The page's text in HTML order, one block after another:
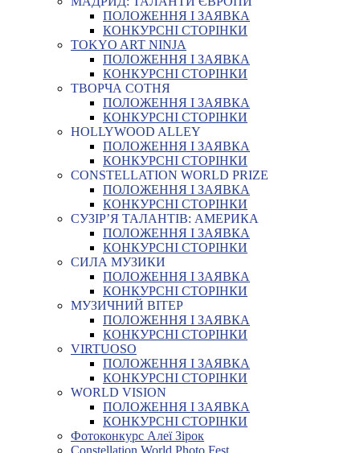
ПОЛОЖЕННЯ І ЗАЯВКА
КОНКУРСНІ СТОРІНКИ
TOKYO ART NINJA
ПОЛОЖЕННЯ І ЗАЯВКА
КОНКУРСНІ СТОРІНКИ
ТВОРЧА СОТНЯ
ПОЛОЖЕННЯ І ЗАЯВКА
КОНКУРСНІ СТОРІНКИ
HOLLYWOOD ALLEY
ПОЛОЖЕННЯ І ЗАЯВКА
КОНКУРСНІ СТОРІНКИ
CONSTELLATION WORLD PRIZE
ПОЛОЖЕННЯ І ЗАЯВКА
КОНКУРСНІ СТОРІНКИ
СУЗІР’Я ТАЛАНТІВ: АМЕРИКА
ПОЛОЖЕННЯ І ЗАЯВКА
КОНКУРСНІ СТОРІНКИ
СИЛА МУЗИКИ
ПОЛОЖЕННЯ І ЗАЯВКА
КОНКУРСНІ СТОРІНКИ
МУЗИЧНИЙ ВІТЕР
ПОЛОЖЕННЯ І ЗАЯВКА
КОНКУРСНІ СТОРІНКИ
VIRTUOSO
ПОЛОЖЕННЯ І ЗАЯВКА
КОНКУРСНІ СТОРІНКИ
WORLD VISION
ПОЛОЖЕННЯ І ЗАЯВКА
КОНКУРСНІ СТОРІНКИ
Фотоконкурс Алеї Зірок
Constellation World Photo Fest